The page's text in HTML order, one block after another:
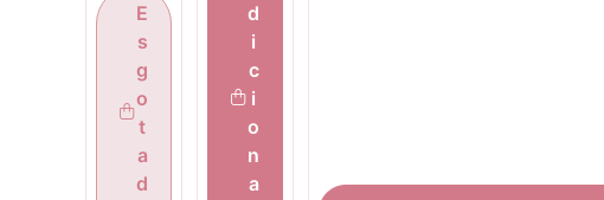
E
s
g
o
t
a
d
d
i
c
i
o
n
a